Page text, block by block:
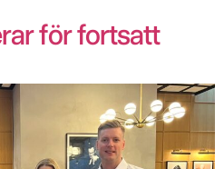
för fortsatt